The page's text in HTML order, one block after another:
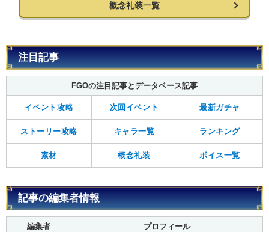
概念礼装一覧
注目記事
FGOの注目記事とデータベース記事
イベント攻略 次回イベント 最新ガチャ
ストーリー攻略 キャラ一覧 ランキング
素材 概念礼装 ボイス一覧
記事の編集者情報
編集者 プロフィール